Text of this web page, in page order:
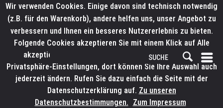
ÜBERSICHT ERSATZTEILE
Wir verwenden Cookies. Einige davon sind technisch notwendig
(z.B. für den Warenkorb), andere helfen uns, unser Angebot zu
verbessern und Ihnen ein besseres Nutzererlebnis zu bieten.
Folgende Cookies akzeptieren Sie mit einem Klick auf Alle
akzeptieren. Weitere Informationen finden Sie in den
Privatsphäre-Einstellungen, dort können Sie Ihre Auswahl auch
jederzeit ändern. Rufen Sie dazu einfach die Seite mit der
Datenschutzerklärung auf. Zu unseren
Datenschutzbestimmungen. Zum Impressum